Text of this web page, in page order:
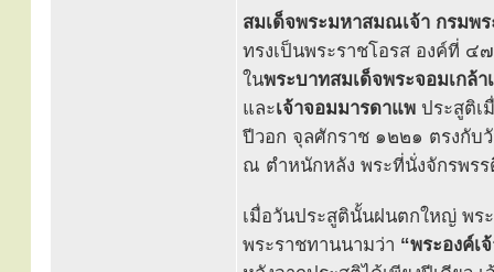
สมเด็จพระมหาสมณเจ้า กรมพ
ทรงเป็นพระราชโอรส องค์ที่ ๔๗
ในพระบาทสมเด็จพระจอมเกล้
และเจ้าจอมมารดาแพ ประสูติ
ปีวอก จุลศักราช ๑๒๒๑ ตรงกั
ณ ตำหนักหลัง พระที่นั่งจักรพร
เมื่อวันประสูตินั้นฝนตกใหญ่ พร
พระราชทานนามว่า “พระองค์เ